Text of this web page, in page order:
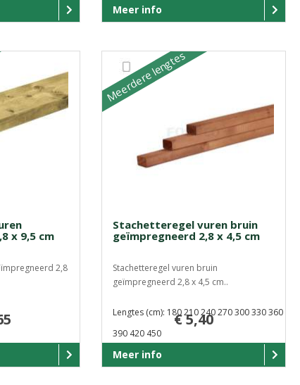
Meer info
x 9,5 cm
2,8
Meerdere lengtes
Stachetteregel vuren bruin
geïmpregneerd 2,8 x 4,5 cm
Stachetteregel vuren bruin
geïmpregneerd 2,8 x 4,5 cm..
€ 5,40
Lengtes (cm): 180 210 240 270 300 330 360
390 420 450
Meer info